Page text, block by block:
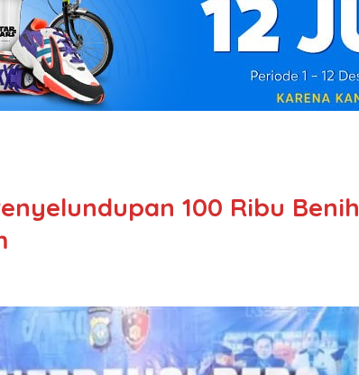
100 Ribu Benih